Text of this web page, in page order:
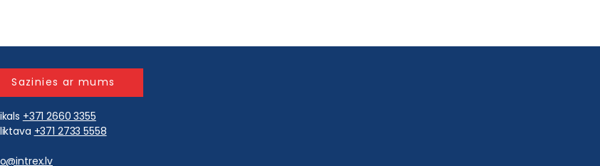
Sazinies ar mums
+371 2660 3355
+371 2733 5558